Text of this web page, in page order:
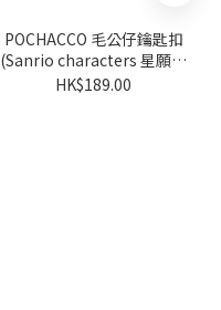
POCHACCO 毛公仔鑰匙扣
(Sanrio characters 星願系
列)
HK$189.00